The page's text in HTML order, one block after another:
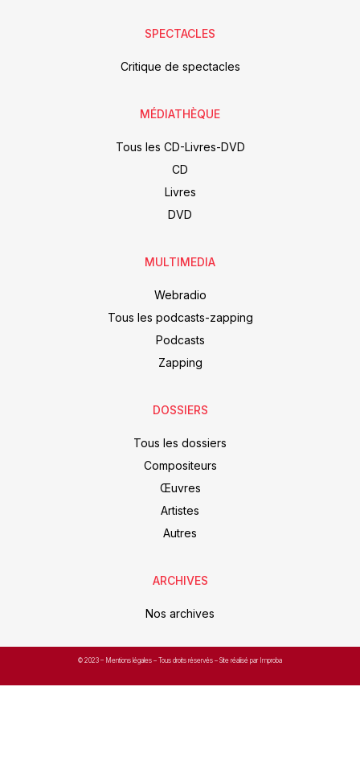
SPECTACLES
Critique de spectacles
MÉDIATHÈQUE
Tous les CD-Livres-DVD
CD
Livres
DVD
MULTIMEDIA
Webradio
Tous les podcasts-zapping
Podcasts
Zapping
DOSSIERS
Tous les dossiers
Compositeurs
Œuvres
Artistes
Autres
ARCHIVES
Nos archives
© 2023 – Mentions légales – Tous droits réservés – Site réalisé par Improba